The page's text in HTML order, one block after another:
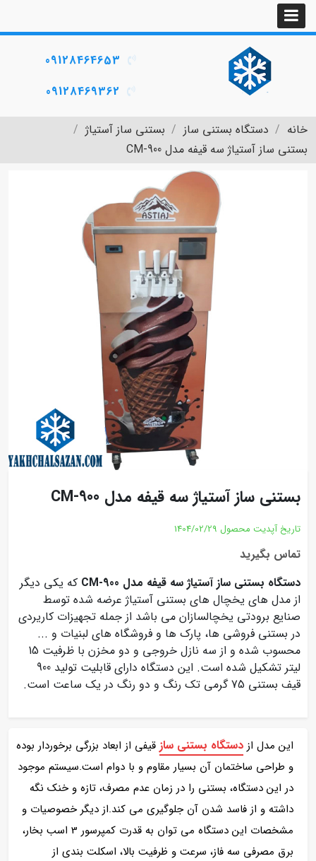
09128464653
09128469362
خانه دستگاه بستنی ساز
بستنی ساز آستیاژ
بستنی ساز آستیاژ سه قیفه مدل CM-900
بستنی ساز آستیاژ سه قیفه مدل CM-900
تاریخ آپدیت محصول 1404/02/29
تماس بگیرید
دستگاه بستنی ساز آستیاژ سه قیفه مدل CM-900
که یکی دیگر
از مدل های یخچال های بستنی آستیاژ عرضه شده توسط
صنایع برودتی یخچالسازان می باشد از جمله تجهیزات کاریردی
در بستنی فروشی ها، پارک ‌ها و فروشگاه های لبنیات و ...
محسوب شده و از سه نازل خروجی و دو مخزن با ظرفیت 15
لیتر تشکیل شده است. این دستگاه دارای قابلیت تولید 900
قیف بستنی 75 گرمی تک رنگ و دو رنگ در یک ساعت است.
این مدل از دستگاه بستنی ساز قیفی از ابعاد بزرگی برخوردار بوده
و طراحی ساختمان آن بسیار مقاوم و با دوام است.سیستم موجود
در این دستگاه، بستنی را در زمان عدم مصرف، تازه و خنک نگه
داشته و از فاسد شدن آن جلوگیری می کند.از دیگر خصوصیات و
مشخصات این دستگاه می توان به قدرت کمپرسور 3 اسب بخار،
برق مصرفی سه فاز، سرعت و ظرفیت بالا، اسکلت بندی از